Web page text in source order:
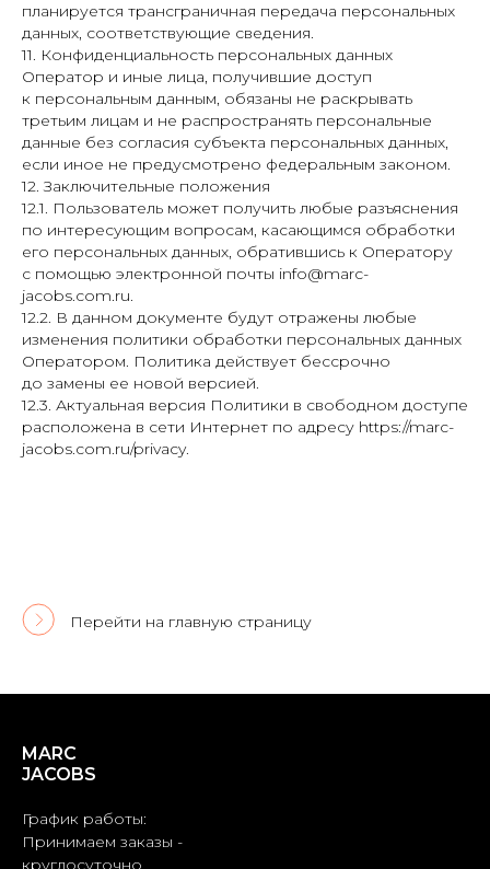
планируется трансграничная передача персональных
данных, соответствующие сведения.
11. Конфиденциальность персональных данных
Оператор и иные лица, получившие доступ
к персональным данным, обязаны не раскрывать
третьим лицам и не распространять персональные
данные без согласия субъекта персональных данных,
если иное не предусмотрено федеральным законом.
12. Заключительные положения
12.1. Пользователь может получить любые разъяснения
по интересующим вопросам, касающимся обработки
его персональных данных, обратившись к Оператору
с помощью электронной почты info@marc-
jacobs.com.ru.
12.2. В данном документе будут отражены любые
изменения политики обработки персональных данных
Оператором. Политика действует бессрочно
до замены ее новой версией.
12.3. Актуальная версия Политики в свободном доступе
расположена в сети Интернет по адресу https://marc-
jacobs.com.ru/privacy.
Перейти на главную страницу
MARC
JACOBS
График работы:
Принимаем заказы -
круглосуточно